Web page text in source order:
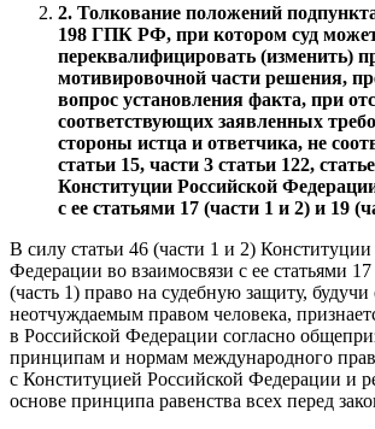
2. Толкование положений
198 ГПК РФ, при котором суд
переквалифицировать (изменить)
мотивировочной части решения,
вопрос установления факта, при
соответствующих заявленных
стороны истца и ответчика, не
статьи 15, части 3 статьи 122,
Конституции Российской
с ее статьями 17 (части 1 и 2) и 19
В силу статьи 46 (части 1 и 2)
Федерации во взаимосвязи с ее статьями
(часть 1) право на судебную защиту,
неотчуждаемым правом человека,
в Российской Федерации согласно
принципам и нормам международного
с Конституцией Российской Федерации и
основе принципа равенства всех перед